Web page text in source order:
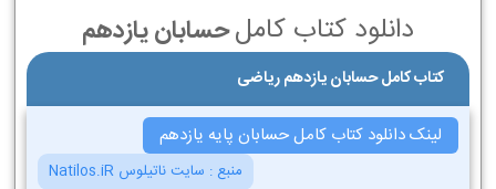
دانلود کتاب کاملحسابان یازدهم
کتاب کامل حسابان یازدهم ریاضی
لینک دانلود کتاب کامل حسابان پایه یازدهم
منبع : سایت ناتیلوس Natilos.iR